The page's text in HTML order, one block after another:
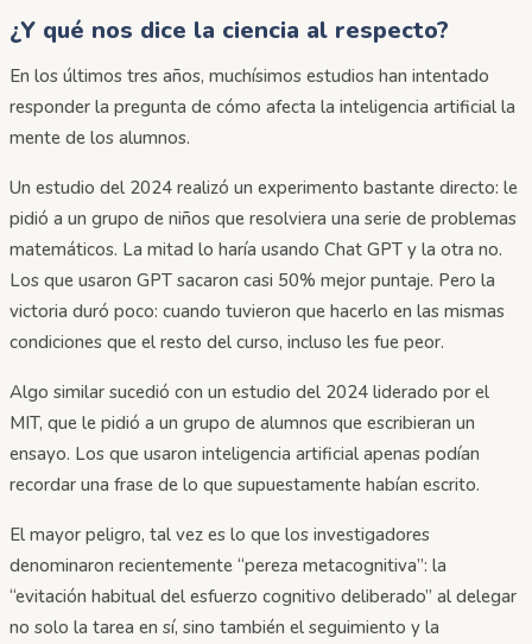
¿Y qué nos dice la ciencia al respecto?
En los últimos tres años, muchísimos estudios han intentado
responder la pregunta de cómo afecta la inteligencia artificial la
mente de los alumnos.
Un estudio del 2024 realizó un experimento bastante directo: le
pidió a un grupo de niños que resolviera una serie de problemas
matemáticos. La mitad lo haría usando Chat GPT y la otra no.
Los que usaron GPT sacaron casi 50% mejor puntaje. Pero la
victoria duró poco: cuando tuvieron que hacerlo en las mismas
condiciones que el resto del curso, incluso les fue peor.
Algo similar sucedió con un estudio del 2024 liderado por el
MIT, que le pidió a un grupo de alumnos que escribieran un
ensayo. Los que usaron inteligencia artificial apenas podían
recordar una frase de lo que supuestamente habían escrito.
El mayor peligro, tal vez es lo que los investigadores
denominaron recientemente “pereza metacognitiva”: la
“evitación habitual del esfuerzo cognitivo deliberado” al delegar
no solo la tarea en sí, sino también el seguimiento y la